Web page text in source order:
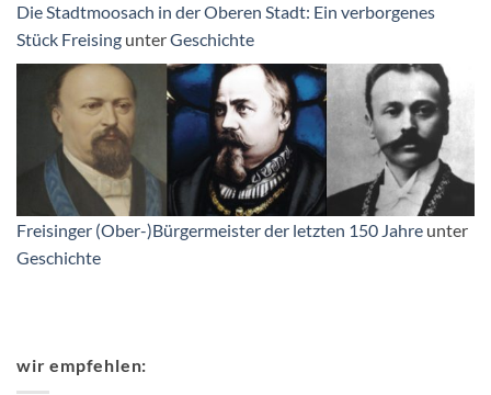
Die Stadtmoosach in der Oberen Stadt: Ein verborgenes
Stück Freising unterGeschichte
Freisinger (Ober-)Bürgermeister der letzten 150 Jahre unter
Geschichte
wir empfehlen: